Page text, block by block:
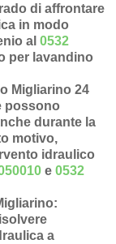
di affrontare
in modo
al0532
per lavandino
Migliarino 24
possono
durante la
motivo,
idraulico
e0532
:
a